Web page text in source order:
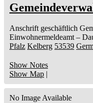
Anschrift geschäftlich
Einwohnermeldeamt –
Pfalz Kelberg 53539
Show Notes
Show Map
No Image Available